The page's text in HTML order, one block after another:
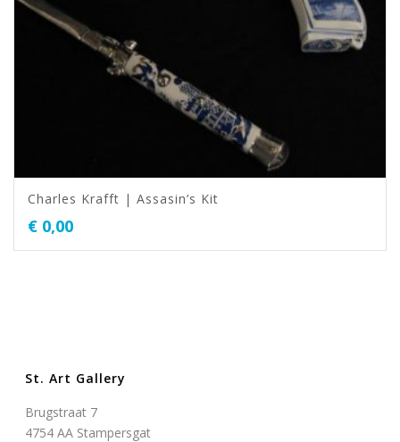
Charles Krafft | Assasin’s Kit
€ 0,00
St. Art Gallery
Brugstraat 7
4754 AA Stampersgat